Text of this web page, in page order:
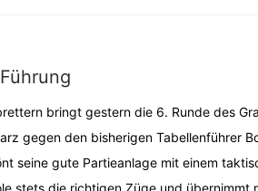
bringt gestern die 6. Runde des
gegen den bisherigen Tabellenführer
seine gute Partieanlage mit einem
stets die richtigen Züge und übernimmt